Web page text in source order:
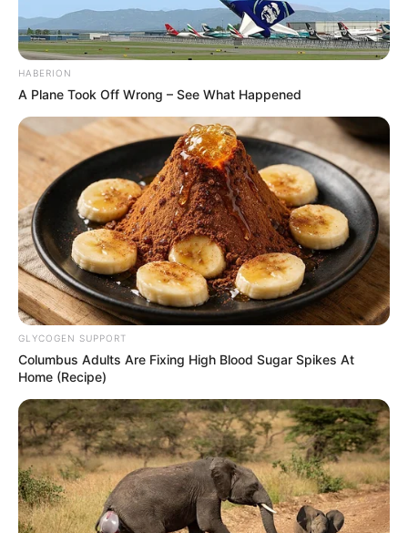
Tampil Lebih Modern, 7 Potret
Hasil Renovasi Rumah Berusia
90 Tahun
HABERION
A Plane Took Off Wrong – See What Happened
GLYCOGEN SUPPORT
Columbus Adults Are Fixing High Blood Sugar Spikes At
Home (Recipe)